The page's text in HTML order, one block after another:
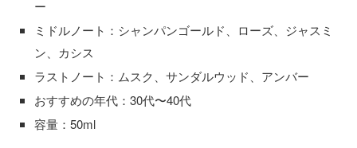
ー
ミドルノート：シャンパンゴールド、ローズ、ジャスミ
ン、カシス
ラストノート：ムスク、サンダルウッド、アンバー
おすすめの年代：30代〜40代
容量：50ml